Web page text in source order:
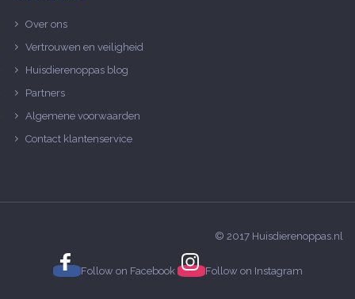
Over ons
Vertrouwen en veiligheid
Huisdierenoppas blog
Partners
Algemene voorwaarden
Contact klantenservice
© 2017 Huisdierenoppas.nl
Follow on Facebook Follow on Instagram